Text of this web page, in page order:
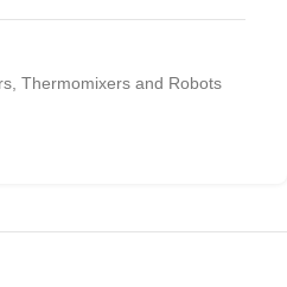
Thermomixers and Robots